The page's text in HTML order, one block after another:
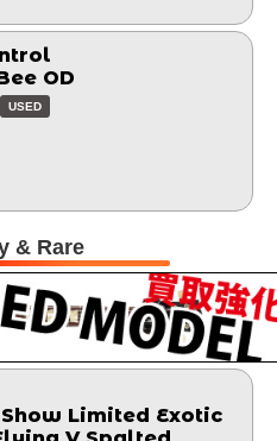
OD
USED
& Rare
Limited Exotic